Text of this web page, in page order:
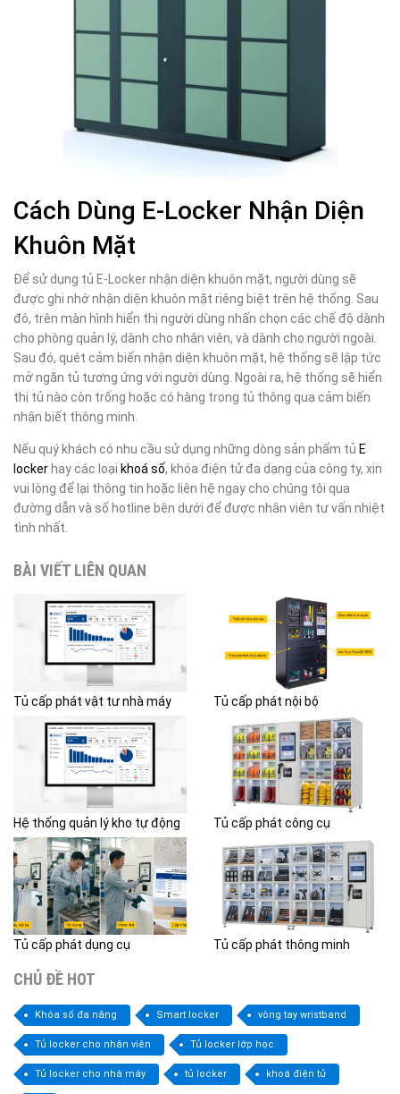
Cách Dùng E-Locker Nhận Diện
Khuôn Mặt
Để sử dụng tủ E-Locker nhận diện khuôn mặt, người dùng sẽ
được ghi nhớ nhận diện khuôn mặt riêng biệt trên hệ thống. Sau
đó, trên màn hình hiển thị người dùng nhấn chọn các chế độ dành
cho phòng quản lý, dành cho nhân viên, và dành cho người ngoài.
Sau đó, quét cảm biến nhận diện khuôn mặt, hệ thống sẽ lập tức
mở ngăn tủ tương ứng với người dùng. Ngoài ra, hệ thống sẽ hiển
thị tủ nào còn trống hoặc có hàng trong tủ thông qua cảm biến
nhận biết thông minh.
Nếu quý khách có nhu cầu sử dụng những dòng sản phẩm tủ E
locker hay các loại khoá số, khóa điện tử đa dạng của công ty, xin
vui lòng để lại thông tin hoặc liên hệ ngay cho chúng tôi qua
đường dẫn và số hotline bên dưới để được nhân viên tư vấn nhiệt
tình nhất.
BÀI VIẾT LIÊN QUAN
Tủ cấp phát vật tư nhà máy Tủ cấp phát nội bộ
Hệ thống quản lý kho tự động Tủ cấp phát công cụ
Tủ cấp phát dụng cụ Tủ cấp phát thông minh
CHỦ ĐỀ HOT
Khóa số đa năng Smart locker vòng tay wristband
Tủ locker cho nhân viên Tủ locker lớp học
Tủ locker cho nhà máy tủ locker khoá điện tử